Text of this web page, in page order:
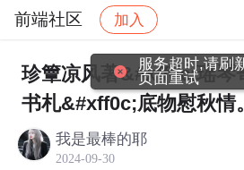
前端社区 加入
社区 前端社区 感慨 帖
珍簟凉风著&#xff0c;瑶琴
书札&#xff0c;底物慰秋情。
我是最棒的耶
2024-09-30
服务超时,请刷
页面重试